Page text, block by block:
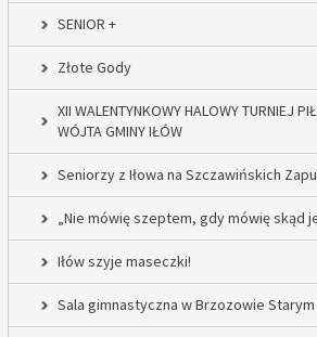
SENIOR +
Złote Gody
XII WALENTYNKOWY HALOWY TURNIEJ
WÓJTA GMINY IŁÓW
Seniorzy z Iłowa na Szczawińskich
„Nie mówię szeptem, gdy mówię skąd
Iłów szyje maseczki!
Sala gimnastyczna w Brzozowie Starym